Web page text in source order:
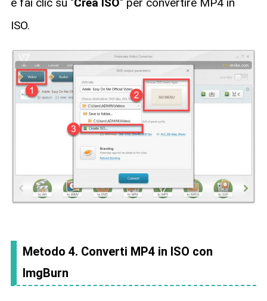
ISO.
Metodo 4. Converti MP4 in ISO con
ImgBurn